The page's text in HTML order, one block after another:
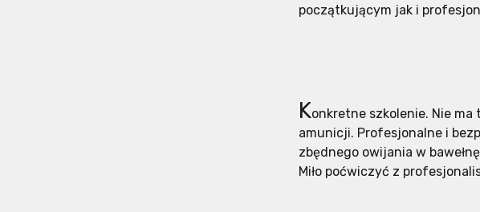
początkującym jak i
Konkretne szkolenie. Nie
amunicji. Profesjonalne i
zbędnego owijania w
Miło poćwiczyć z